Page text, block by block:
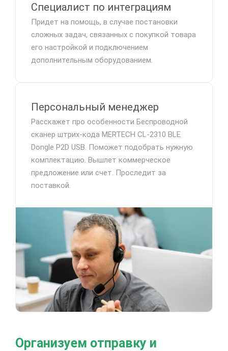
Специалист по интеграциям
Придет на помощь, в случае постановки
сложных задач, связанных с покупкой товара
его настройкой и подключением
дополнительным оборудованием.
Персональный менеджер
Расскажет про особенности Беспроводной
сканер штрих-кода MERTECH CL-2310 BLE
Dongle P2D USB. Поможет подобрать нужную
комплектацию. Вышлет коммерческое
предложение или счет. Проследит за
поставкой.
Организуем отправку и